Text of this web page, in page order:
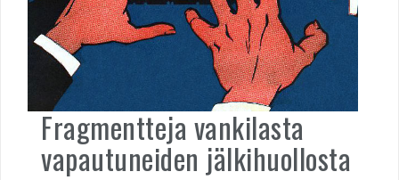
Fragmentteja vankilasta
vapautuneiden jälkihuollosta